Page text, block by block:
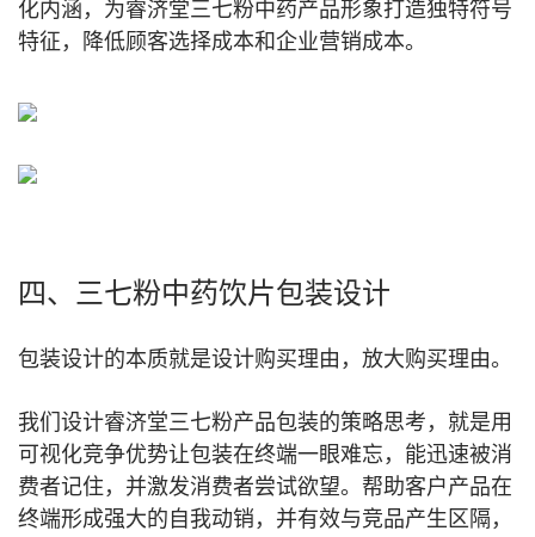
化内涵，为睿济堂三七粉中药产品形象打造独特符号
特征，降低顾客选择成本和企业营销成本。
四、三七粉中药饮片包装设计
包装设计的本质就是设计购买理由，放大购买理由。
我们设计睿济堂三七粉产品包装的策略思考，就是用
可视化竞争优势让包装在终端一眼难忘，能迅速被消
费者记住，并激发消费者尝试欲望。帮助客户产品在
终端形成强大的自我动销，并有效与竞品产生区隔，